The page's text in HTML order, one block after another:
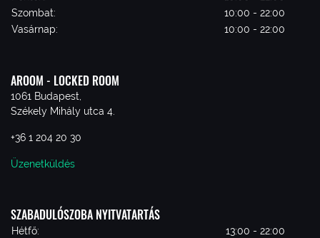
Szombat:
10:00 - 22:00
Vasárnap:
10:00 - 22:00
AROOM - LOCKED ROOM
1061 Budapest,
Székely Mihály utca 4.
+36 1 204 20 30
Üzenetküldés
SZABADULÓSZOBA NYITVATARTÁS
Hétfő:
13:00 - 22:00